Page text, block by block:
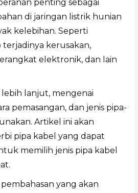
penting sebagai
di jaringan listrik hunian
kelebihan. Seperti
terjadinya kerusakan,
elektronik, dan lain
lanjut, mengenai
pemasangan, dan jenis pipa-
Artikel ini akan
pipa kabel yang dapat
memilih jenis pipa kabel
yang akan